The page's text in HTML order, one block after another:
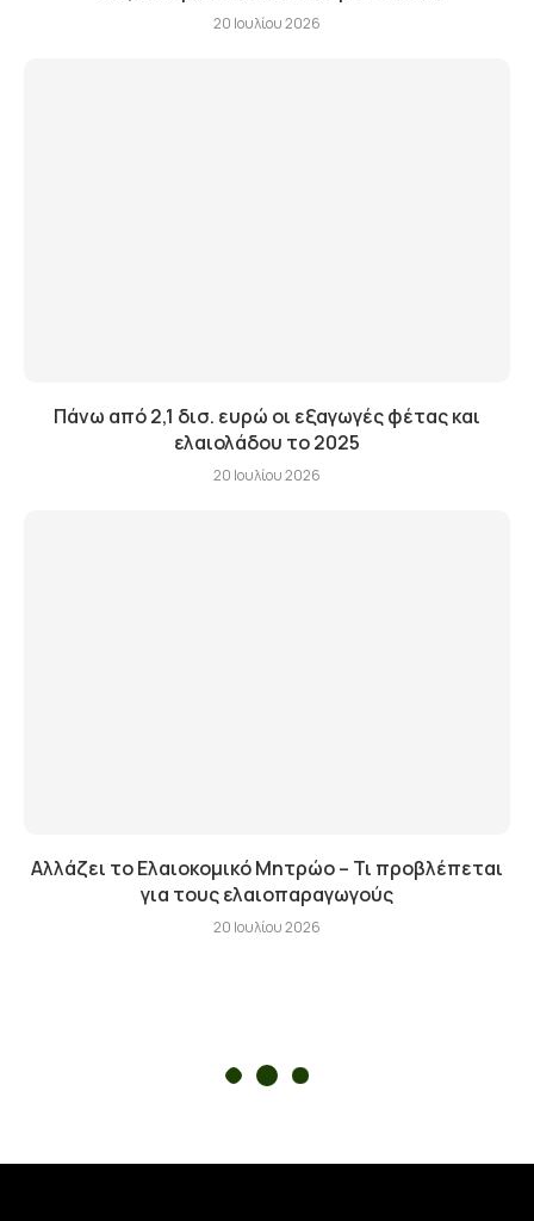
20 Ιουλίου 2026
Πάνω από 2,1 δισ. ευρώ οι εξαγωγές φέτας και
ελαιολάδου το 2025
20 Ιουλίου 2026
Αλλάζει το Ελαιοκομικό Μητρώο – Τι προβλέπεται
για τους ελαιοπαραγωγούς
20 Ιουλίου 2026